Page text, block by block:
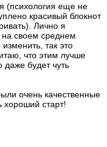
(психология еще не
красивый блокнот
Лично я
на своем среднем
так это
что этим лучше
даже будет чуть
очень качественные
хороший старт!